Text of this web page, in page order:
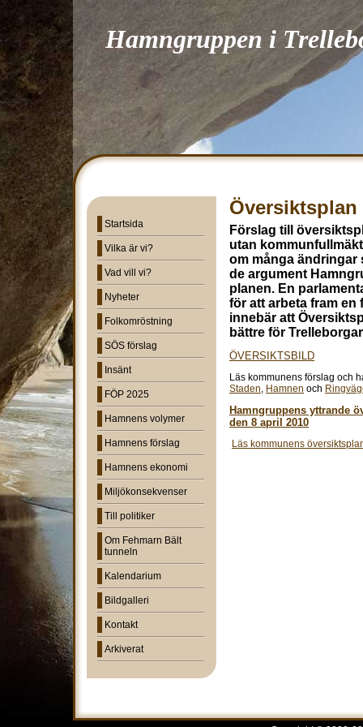
Hamngruppen i
Startsida
Vilka är vi?
Vad vill vi?
Nyheter
Folkomröstning
SÖS förslag
Insänt
FÖP 2025
Hamnens volymer
Hamnens förslag
Hamnens ekonomi
Miljökonsekvenser
Till politiker
Om Fehmarn Bält
tunneln
Kalendarium
Bildgalleri
Kontakt
Arkiverat
Översiktsplan
Förslag till
utan
om många ändringar
de argument
planen. En
för att arbeta fram en
innebär att
bättre för
ÖVERSIKTSBILD
Läs kommunens förslag och
Staden, Hamnen och
Hamngruppens yttrande
den 8 april 2010
Läs kommunens